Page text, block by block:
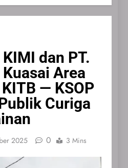
dan PT.
Area
— KSOP
Curiga
2025 0 3 Mins